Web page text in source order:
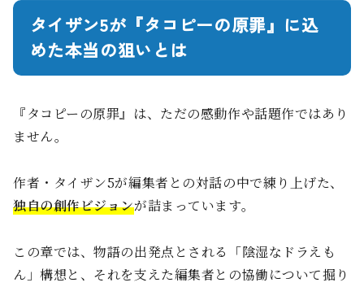
タイザン5が『タコピーの原罪』に込
めた本当の狙いとは
『タコピーの原罪』は、ただの感動作や話題作ではあり
ません。
作者・タイザン5が編集者との対話の中で練り上げた、
独自の創作ビジョンが詰まっています。
この章では、物語の出発点とされる「陰湿なドラえも
ん」構想と、それを支えた編集者との協働について掘り